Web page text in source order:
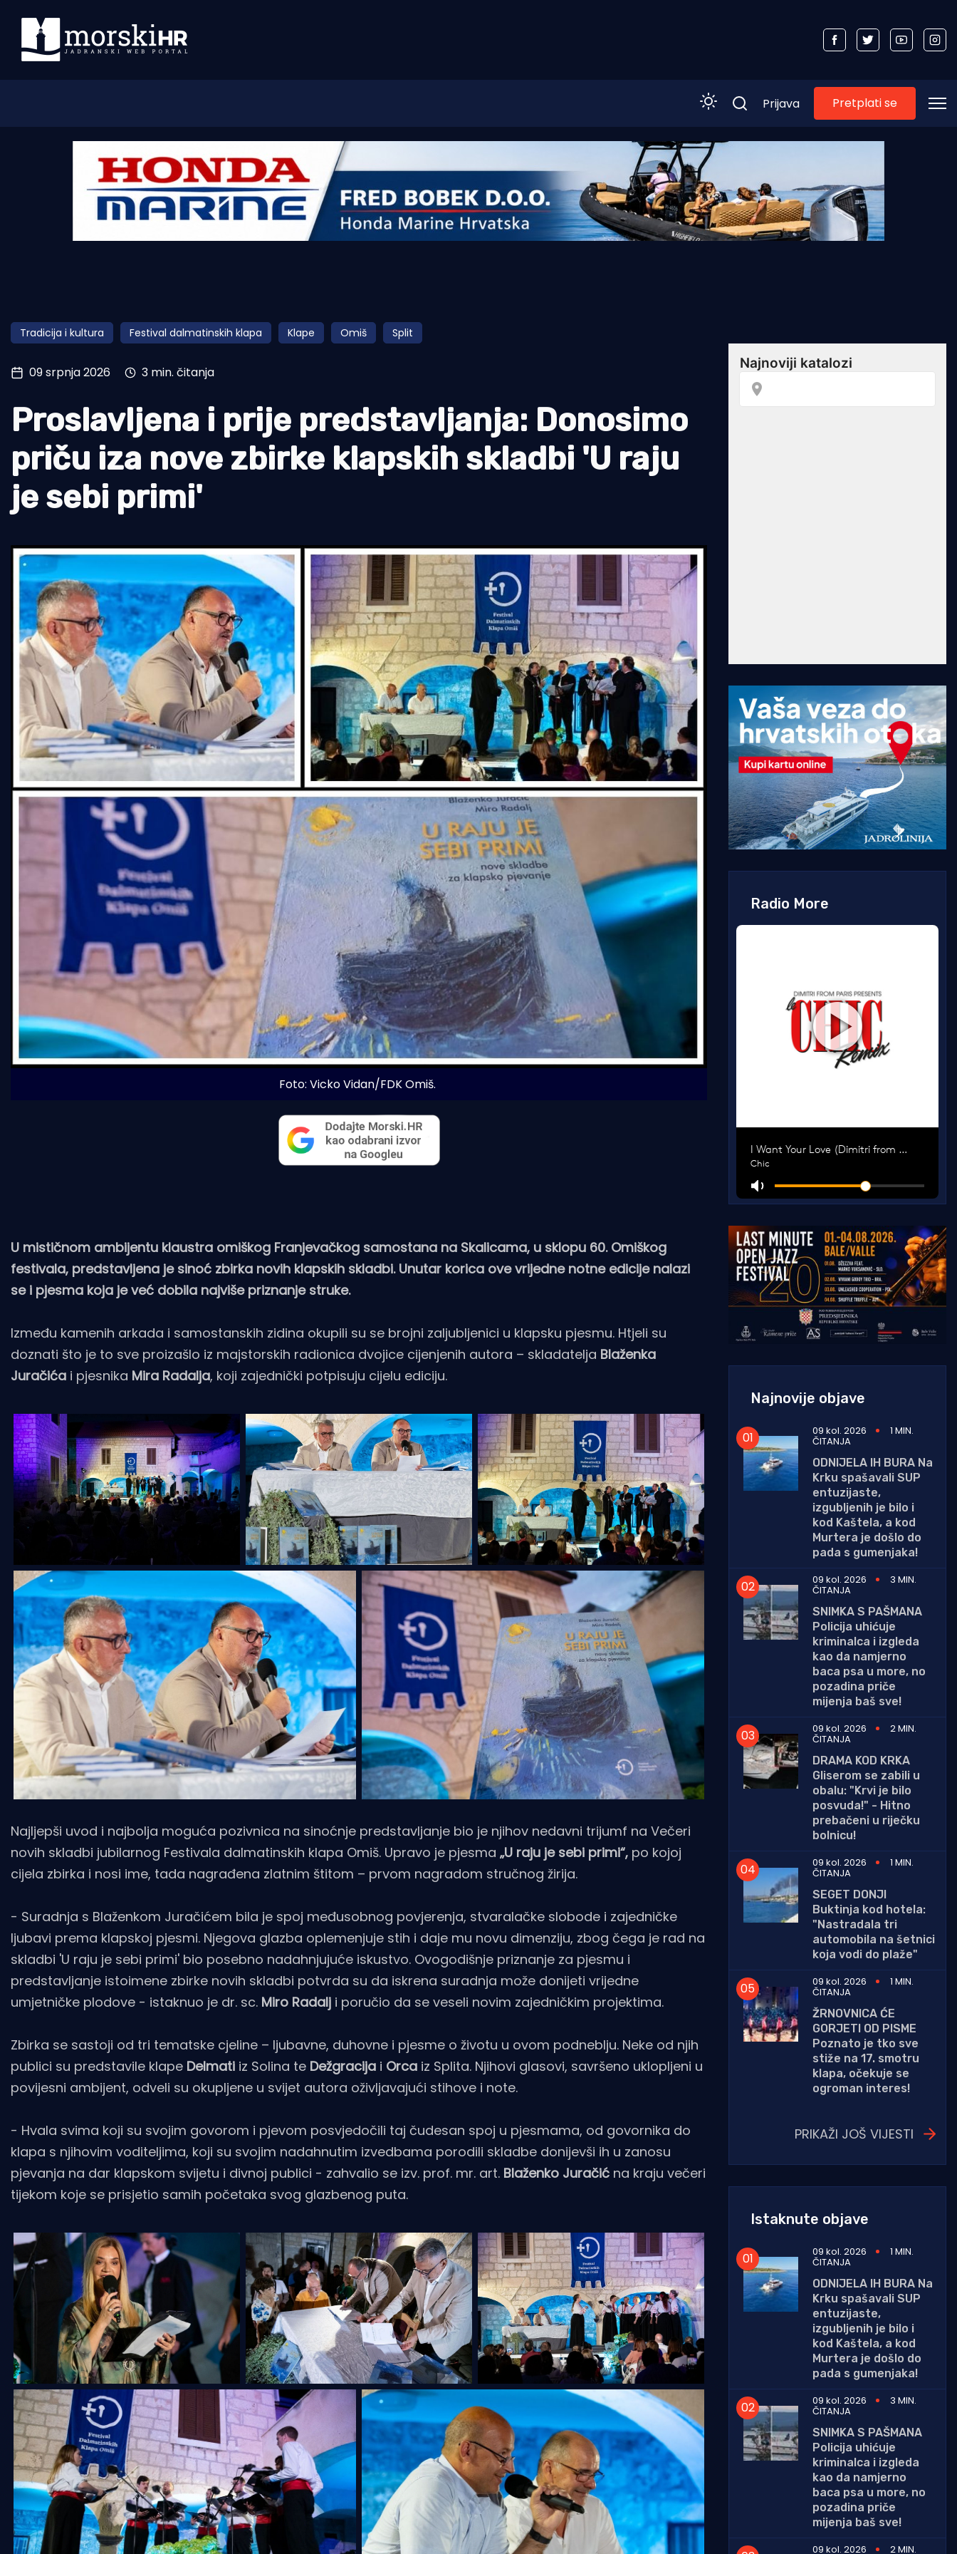
Morski plus
Pomorstvo
Ribolov
Tradicija i kultura
Prijava Pretplati se
Tradicija i kultura Festival dalmatinskih klapa Klape Omiš Split
09 srpnja 2026 3 min. čitanja
Proslavljena i prije predstavljanja: Donosimo
priču iza nove zbirke klapskih skladbi 'U raju
je sebi primi'
Foto: Vicko Vidan/FDK Omiš.
U mističnom ambijentu klaustra omiškog Franjevačkog samostana na Skalicama, u sklopu 60. Omiškog
festivala, predstavljena je sinoć zbirka novih klapskih skladbi. Unutar korica ove vrijedne notne edicije nalazi
se i pjesma koja je već dobila najviše priznanje struke.
Između kamenih arkada i samostanskih zidina okupili su se brojni zaljubljenici u klapsku pjesmu. Htjeli su
doznati što je to sve proizašlo iz majstorskih radionica dvojice cijenjenih autora – skladatelja Blaženka
Juračića i pjesnika Mira Radalja, koji zajednički potpisuju cijelu ediciju.
Najljepši uvod i najbolja moguća pozivnica na sinoćnje predstavljanje bio je njihov nedavni trijumf na Večeri
novih skladbi jubilarnog Festivala dalmatinskih klapa Omiš. Upravo je pjesma „U raju je sebi primi“, po kojoj
cijela zbirka i nosi ime, tada nagrađena zlatnim štitom – prvom nagradom stručnog žirija.
- Suradnja s Blaženkom Juračićem bila je spoj međusobnog povjerenja, stvaralačke slobode i zajedničke
ljubavi prema klapskoj pjesmi. Njegova glazba oplemenjuje stih i daje mu novu dimenziju, zbog čega je rad na
skladbi 'U raju je sebi primi' bio posebno nadahnjujuće iskustvo. Ovogodišnje priznanje za pjesmu i
predstavljanje istoimene zbirke novih skladbi potvrda su da iskrena suradnja može donijeti vrijedne
umjetničke plodove - istaknuo je dr. sc. Miro Radalj i poručio da se veseli novim zajedničkim projektima.
Zbirka se sastoji od tri tematske cjeline – ljubavne, duhovne i pjesme o životu u ovom podneblju. Neke od njih
publici su predstavile klape Delmati iz Solina te Dežgracija i Orca iz Splita. Njihovi glasovi, savršeno uklopljeni u
povijesni ambijent, odveli su okupljene u svijet autora oživljavajući stihove i note.
- Hvala svima koji su svojim govorom i pjevom posvjedočili taj čudesan spoj u pjesmama, od govornika do
klapa s njihovim voditeljima, koji su svojim nadahnutim izvedbama porodili skladbe donijevši ih u zanosu
pjevanja na dar klapskom svijetu i divnoj publici - zahvalio se izv. prof. mr. art. Blaženko Juračić na kraju večeri
tijekom koje se prisjetio samih početaka svog glazbenog puta.
Radio More
Najnovije objave
09 kol. 2026 1 MIN.
ČITANJA
ODNIJELA IH BURA Na
Krku spašavali SUP
entuzijaste,
izgubljenih je bilo i
kod Kaštela, a kod
Murtera je došlo do
pada s gumenjaka!
09 kol. 2026
3 MIN.
ČITANJA
SNIMKA S PAŠMANA
Policija uhićuje
kriminalca i izgleda
kao da namjerno
baca psa u more, no
pozadina priče
mijenja baš sve!
09 kol. 2026
2 MIN.
ČITANJA
DRAMA KOD KRKA
Gliserom se zabili u
obalu: "Krvi je bilo
posvuda!" - Hitno
prebačeni u riječku
bolnicu!
09 kol. 2026
1 MIN.
ČITANJA
SEGET DONJI
Buktinja kod hotela:
"Nastradala tri
automobila na šetnici
koja vodi do plaže"
09 kol. 2026
1 MIN.
ČITANJA
ŽRNOVNICA ĆE
GORJETI OD PISME
Poznato je tko sve
stiže na 17. smotru
klapa, očekuje se
ogroman interes!
PRIKAŽI JOŠ VIJESTI
Istaknute objave
09 kol. 2026 1 MIN.
ČITANJA
ODNIJELA IH BURA Na
Krku spašavali SUP
entuzijaste,
izgubljenih je bilo i
kod Kaštela, a kod
Murtera je došlo do
pada s gumenjaka!
09 kol. 2026
3 MIN.
ČITANJA
SNIMKA S PAŠMANA
Policija uhićuje
kriminalca i izgleda
kao da namjerno
baca psa u more, no
pozadina priče
mijenja baš sve!
09 kol. 2026
2 MIN.